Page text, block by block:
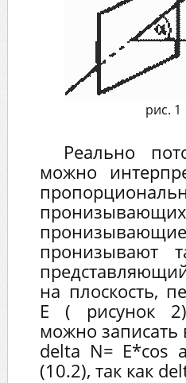
рис. 1
Реально
можно
пронизывают
на плоскость,
Е ( рисунок
можно
delta N= Е*соs
(10.2), так как